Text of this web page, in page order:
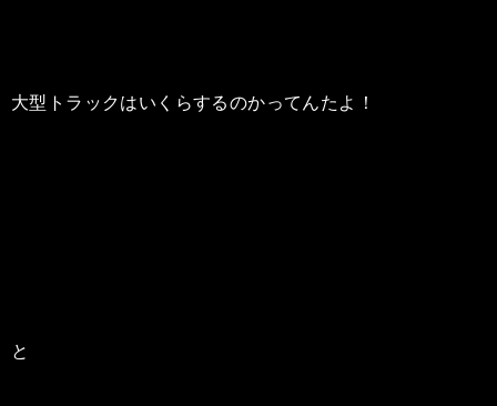
大型トラックはいくらするのかってんたよ！
と